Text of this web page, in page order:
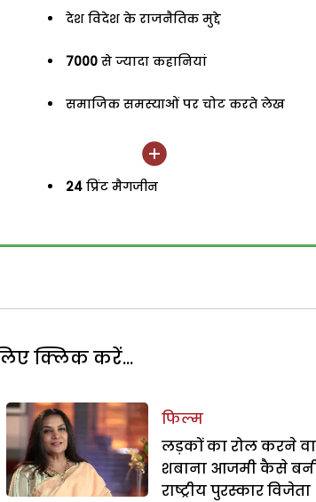
देश विदेश के राजनैतिक मुद्दे
7000 से ज्यादा कहानियां
समाजिक समस्याओं पर चोट करते लेख
24 प्रिंट मैगजीन
क्लिक करें...
फिल्म
लड़कों का रोल करने
शबाना आजमी कैसे
राष्ट्रीय पुरस्कार विजेता